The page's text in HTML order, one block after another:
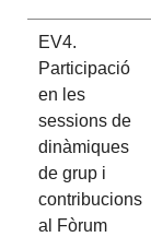
EV4.
Participació
en les
sessions de
dinàmiques
de grup i
contribucions
al Fòrum